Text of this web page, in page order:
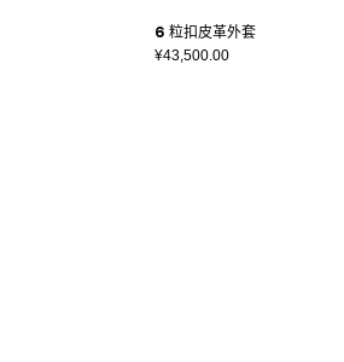
6 粒扣皮革外套
¥43,500.00